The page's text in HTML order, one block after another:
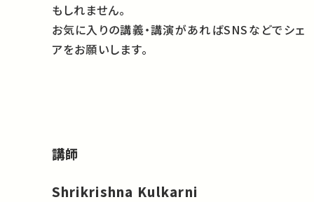
もしれません。
お気に入りの講義・講演があればSNSなどでシェ
アをお願いします。
講師
Shrikrishna Kulkarni